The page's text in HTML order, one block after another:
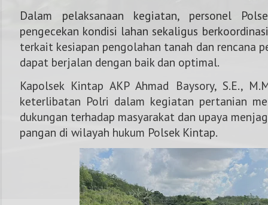
Dalam pelaksanaan kegiatan, personel
pengecekan kondisi lahan sekaligus
terkait kesiapan pengolahan tanah dan rencana
dapat berjalan dengan baik dan optimal.
Kapolsek Kintap AKP Ahmad Baysory, S.E.,
keterlibatan Polri dalam kegiatan pertanian
dukungan terhadap masyarakat dan upaya
pangan di wilayah hukum Polsek Kintap.